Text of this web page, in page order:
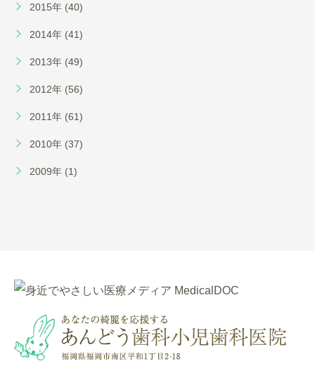
2015年 (40)
2014年 (41)
2013年 (49)
2012年 (56)
2011年 (61)
2010年 (37)
2009年 (1)